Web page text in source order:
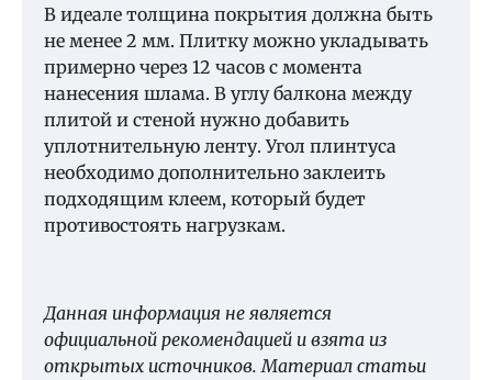
В идеале толщина покрытия должна быть
не менее 2 мм. Плитку можно укладывать
примерно через 12 часов с момента
нанесения шлама. В углу балкона между
плитой и стеной нужно добавить
уплотнительную ленту. Угол плинтуса
необходимо дополнительно заклеить
подходящим клеем, который будет
противостоять нагрузкам.
Данная информация не является
официальной рекомендацией и взята из
открытых источников. Материал статьи